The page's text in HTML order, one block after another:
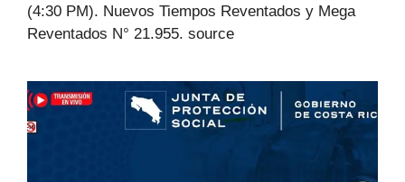
(4:30 PM). Nuevos Tiempos Reventados y Mega
Reventados N° 21.955. source